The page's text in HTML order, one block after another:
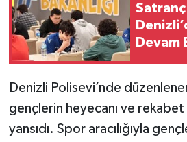
Devam
Denizli Polisevi’nde
gençlerin heyecanı ve rekabet
yansıdı. Spor aracılığıyla